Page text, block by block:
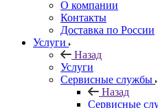
О компании
Контакты
Доставка по России
Услуги
Назад
Услуги
Сервисные службы
Назад
Сервисные